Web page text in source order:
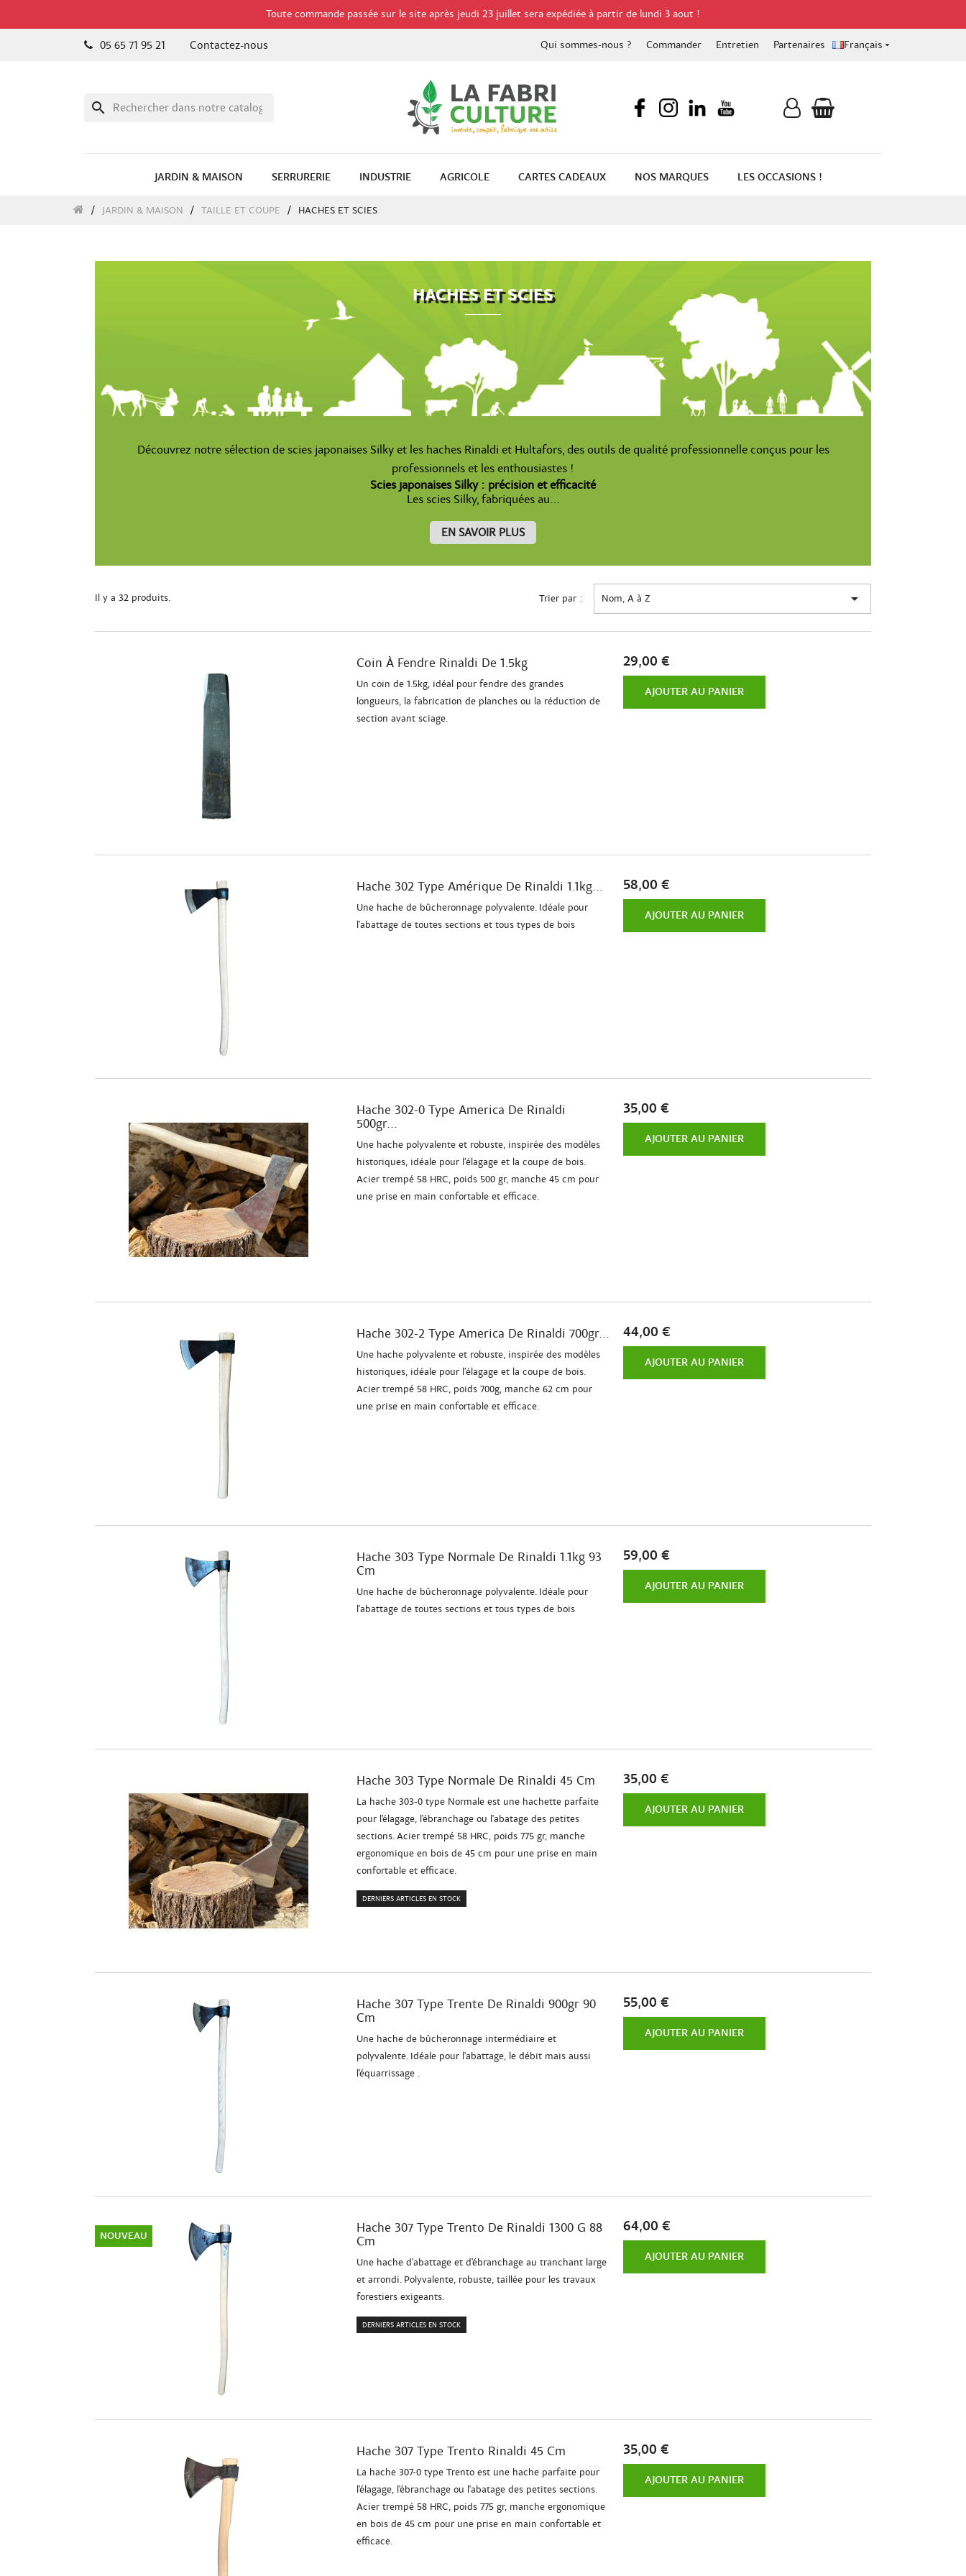
Toute commande passée sur le site après jeudi 23 juillet sera expédiée à partir de lundi 3 aout !
05 65 71 95 21 Contactez-nous Qui sommes-nous ? Commander Entretien Partenaires Français
search
JARDIN & MAISON SERRURERIE INDUSTRIE AGRICOLE CARTES CADEAUX NOS MARQUES LES OCCASIONS !
JARDIN & MAISON TAILLE ET COUPE HACHES ET SCIES
HACHES ET SCIES
Découvrez notre sélection de scies japonaises Silky et les haches Rinaldi et Hultafors, des outils de qualité professionnelle conçus pour les
professionnels et les enthousiastes !
Scies japonaises Silky : précision et efficacité
Les scies Silky, fabriquées au...
EN SAVOIR PLUS
Il y a 32 produits. Trier par : Nom, A à Z 
Coin À Fendre Rinaldi De 1.5kg
Un coin de 1.5kg, idéal pour fendre des grandes
longueurs, la fabrication de planches ou la réduction de
section avant sciage.
29,00 €
AJOUTER AU PANIER
Hache 302 Type Amérique De Rinaldi 1.1kg...
Une hache de bûcheronnage polyvalente. Idéale pour
l'abattage de toutes sections et tous types de bois
58,00 €
AJOUTER AU PANIER
Hache 302-0 Type America De Rinaldi
500gr...
Une hache polyvalente et robuste, inspirée des modèles
historiques, idéale pour l’élagage et la coupe de bois.
Acier trempé 58 HRC, poids 500 gr, manche 45 cm pour
une prise en main confortable et efficace.
35,00 €
AJOUTER AU PANIER
Hache 302-2 Type America De Rinaldi 700gr...
Une hache polyvalente et robuste, inspirée des modèles
historiques, idéale pour l’élagage et la coupe de bois.
Acier trempé 58 HRC, poids 700g, manche 62 cm pour
une prise en main confortable et efficace.
44,00 €
AJOUTER AU PANIER
Hache 303 Type Normale De Rinaldi 1.1kg 93
Cm
Une hache de bûcheronnage polyvalente. Idéale pour
l'abattage de toutes sections et tous types de bois
59,00 €
AJOUTER AU PANIER
Hache 303 Type Normale De Rinaldi 45 Cm
La hache 303-0 type Normale est une hachette parfaite
pour l'élagage, l'ébranchage ou l'abatage des petites
sections. Acier trempé 58 HRC, poids 775 gr, manche
ergonomique en bois de 45 cm pour une prise en main
confortable et efficace.
DERNIERS ARTICLES EN STOCK
35,00 €
AJOUTER AU PANIER
Hache 307 Type Trente De Rinaldi 900gr 90
Cm
Une hache de bûcheronnage intermédiaire et
polyvalente. Idéale pour l'abattage, le débit mais aussi
l'équarrissage .
55,00 €
AJOUTER AU PANIER
Hache 307 Type Trento De Rinaldi 1300 G 88
Cm
Une hache d'abattage et d'ébranchage au tranchant large
et arrondi. Polyvalente, robuste, taillée pour les travaux
forestiers exigeants.
DERNIERS ARTICLES EN STOCK
64,00 €
AJOUTER AU PANIER
NOUVEAU
Hache 307 Type Trento Rinaldi 45 Cm
La hache 307-0 type Trento est une hache parfaite pour
l'élagage, l'ébranchage ou l'abatage des petites sections.
Acier trempé 58 HRC, poids 775 gr, manche ergonomique
en bois de 45 cm pour une prise en main confortable et
efficace.
35,00 €
AJOUTER AU PANIER